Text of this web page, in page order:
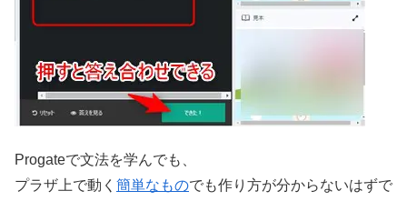
Progateで文法を学んでも、
プラザ上で動く 簡単なものでも作り方が分からないはずで